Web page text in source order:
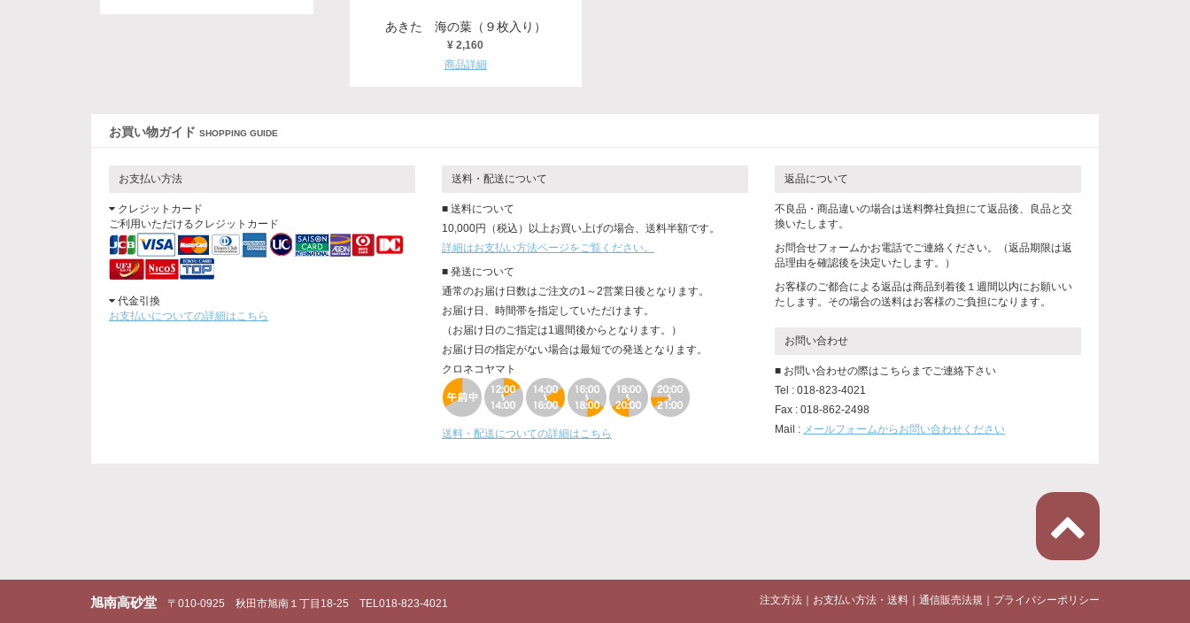
あきた 海の葉（９枚入り）
¥ 2,160
商品詳細
お買い物ガイド SHOPPING GUIDE
お支払い方法
クレジットカード
ご利用いただけるクレジットカード
代金引換
お支払いについての詳細はこちら
送料・配送について
■ 送料について
10,000円（税込）以上お買い上げの場合、送料半額です。
詳細はお支払い方法ページをご覧ください。
■ 発送について
通常のお届け日数はご注文の1～2営業日後となります。
お届け日、時間帯を指定していただけます。
（お届け日のご指定は1週間後からとなります。）
お届け日の指定がない場合は最短での発送となります。
クロネコヤマト
送料・配送についての詳細はこちら
返品について
不良品・商品違いの場合は送料弊社負担にて返品後、良品と交
換いたします。
お問合せフォームかお電話でご連絡ください。（返品期限は返
品理由を確認後を決定いたします。）
お客様のご都合による返品は商品到着後１週間以内にお願いい
たします。その場合の送料はお客様のご負担になります。
お問い合わせ
■ お問い合わせの際はこちらまでご連絡下さい
Tel : 018-823-4021
Fax : 018-862-2498
Mail : メールフォームからお問い合わせください
旭南高砂堂 〒010-0925 秋田市旭南１丁目18-25 TEL018-823-4021 注文方法 ｜ お支払い方法・送料 ｜ 通信販売法規 ｜ プライバシーポリシー